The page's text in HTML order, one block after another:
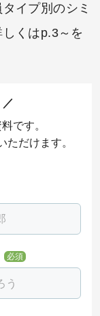
イプ別のシミ
くはp.3～を
です。
だけます。
必須